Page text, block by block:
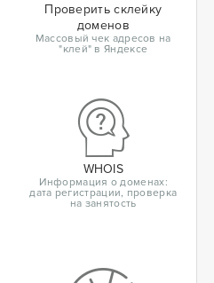
Проверить склейку
доменов
Массовый чек адресов на
"клей" в Яндексе
WHOIS
Информация о доменах:
дата регистрации, проверка
на занятость